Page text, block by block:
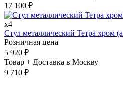
17 100 ₽
x4
Стул металлический Тетра хром
Розничная цена
5 920 ₽
Товар + Доставка в Москву
9 710 ₽